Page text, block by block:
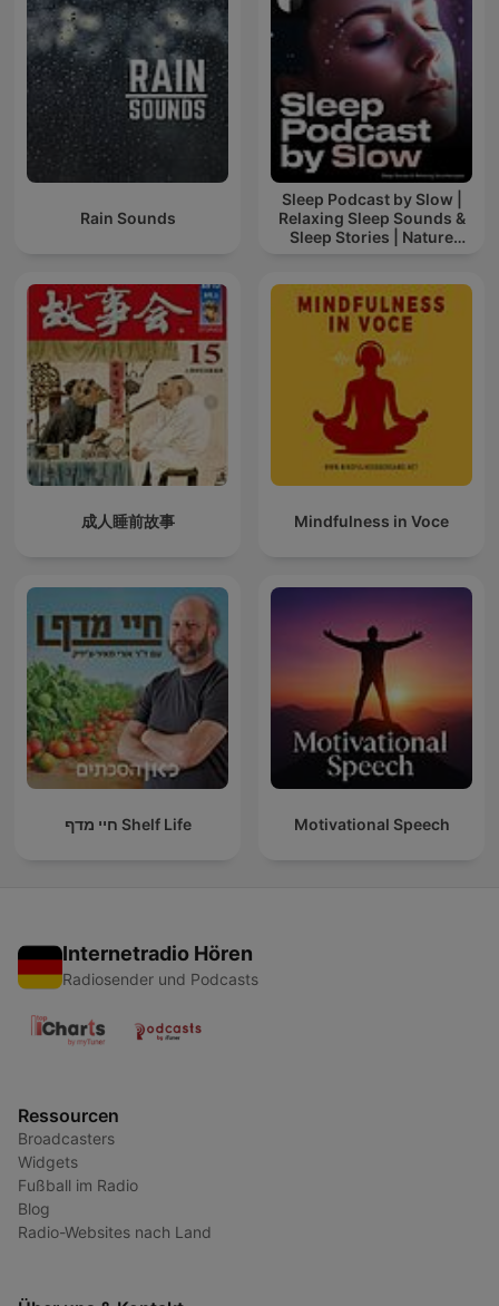
Rain Sounds
Sleep Podcast by Slow |
Relaxing Sleep Sounds &
Sleep Stories | Nature
成人睡前故事 Mindfulness in Voce
חיי מדף Shelf Life Motivational Speech
Internetradio Hören
Radiosender und Podcasts
Ressourcen
Broadcasters
Widgets
Fußball im Radio
Blog
Radio-Websites nach Land